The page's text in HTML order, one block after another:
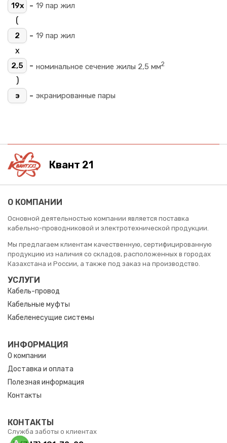
19х
- 19 пар жил
(
2 - 19 пар жил
х
2,5 - номинальное сечение жилы 2,5 мм2
)
э - экранированные пары
Квант 21
О КОМПАНИИ
Основной деятельностью компании является поставка
кабельно-проводниковой и электротехнической продукции.
Мы предлагаем клиентам качественную, сертифицированную
продукцию из наличия со складов, расположенных в городах
Казахстана и России, а также под заказ на производство.
УСЛУГИ
Кабель-провод
Кабельные муфты
Кабеленесущие системы
ИНФОРМАЦИЯ
О компании
Доставка и оплата
Полезная информация
Контакты
КОНТАКТЫ
Служба заботы о клиентах